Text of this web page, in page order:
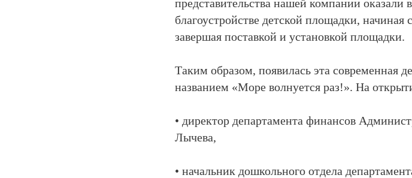
представительства нашей компании
благоустройстве детской площадки,
завершая поставкой и установкой площадки.
Таким образом, появилась эта современная
названием «Море волнуется раз!». На
• директор департамента финансов
Лычева,
• начальник дошкольного отдела